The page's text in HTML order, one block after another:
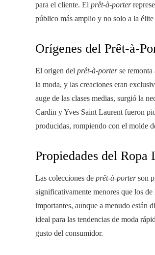
para el cliente. El prêt-à-porter
público más amplio y no solo a la
Orígenes del Prêt-à-
El origen del prêt-à-porterse remonta
la moda, y las creaciones eran
auge de las clases medias, surgió la
Cardin y Yves Saint Laurent fueron
producidas, rompiendo con el molde
Propiedades del
Las colecciones de prêt-à-porterson
significativamente menores que los de
importantes, aunque a menudo están
ideal para las tendencias de moda
gusto del consumidor.